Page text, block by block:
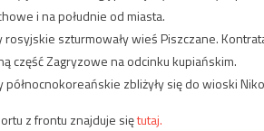
i na południe od miasta.
rosyjskie szturmowały wieś Piszczane.
część Zagryzowe na odcinku kupiańskim.
północnokoreańskie zbliżyły się do wioski
z frontu znajduje siętutaj.